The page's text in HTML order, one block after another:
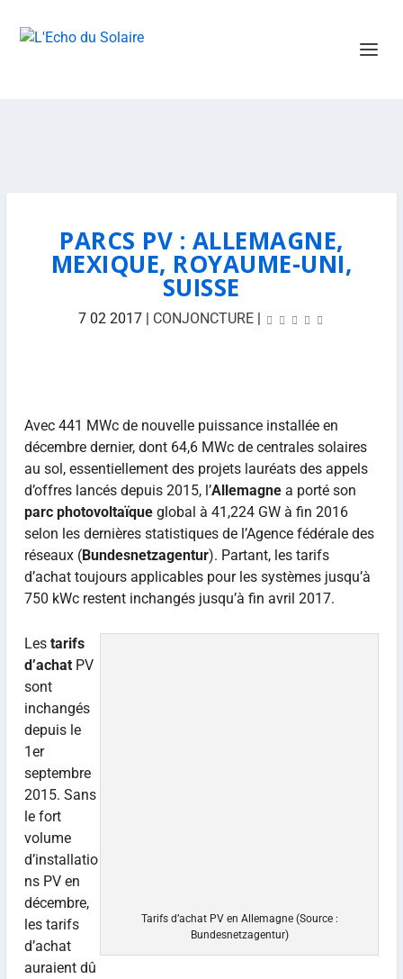
PARCS PV : ALLEMAGNE,
MEXIQUE, ROYAUME-UNI,
SUISSE
7 02 2017 | CONJONCTURE |
Avec 441 MWc de nouvelle puissance installée en
décembre dernier, dont 64,6 MWc de centrales solaires
au sol, essentiellement des projets lauréats des appels
d’offres lancés depuis 2015, l’Allemagnea porté son
parc photovoltaïqueglobal à 41,224 GW à fin 2016
selon les dernières statistiques de l’Agence fédérale des
réseaux (Bundesnetzagentur). Partant, les tarifs
d’achat toujours applicables pour les systèmes jusqu’à
750 kWc restent inchangés jusqu’à fin avril 2017.
Tarifs d’achat PV en Allemagne (Source :
Bundesnetzagentur)
Les tarifs
d’achatPV
sont
inchangés
depuis le
1er
septembre
2015. Sans
le fort
volume
d’installatio
ns PV en
décembre,
les tarifs
d’achat
auraient dû